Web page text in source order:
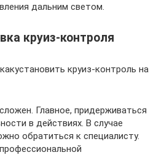
дальним светом.
круиз-контроля
круиз-контроль на
Главное, придерживаться
в действиях. В случае
обратиться к специалисту.